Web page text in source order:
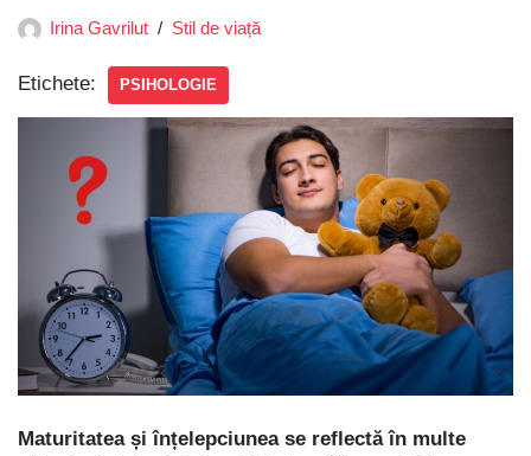
Irina Gavrilut Stil de viață
Etichete: PSIHOLOGIE
Maturitatea și înțelepciunea se reflectă în multe